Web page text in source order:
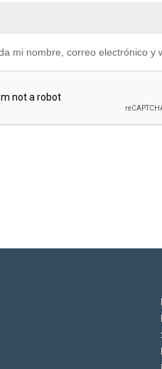
mi nombre, correo electrónico y